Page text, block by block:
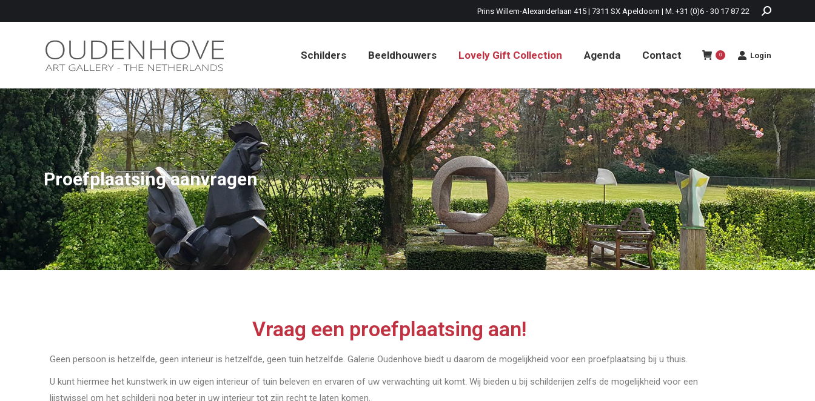
Prins Willem-Alexanderlaan 415 | 7311 SX Apeldoorn | M. +31 (0)6 - 30 17 87 22
Schilders Beeldhouwers Lovely Gift Collection Agenda Contact 0 Login
Proefplaatsing aanvragen
Vraag een proefplaatsing aan!
Geen persoon is hetzelfde, geen interieur is hetzelfde, geen tuin hetzelfde. Galerie Oudenhove biedt u daarom de mogelijkheid voor een proefplaatsing bij u thuis.
U kunt hiermee het kunstwerk in uw eigen interieur of tuin beleven en ervaren of uw verwachting uit komt. Wij bieden u bij schilderijen zelfs de mogelijkheid voor een
lijstwissel om het schilderij nog beter in uw interieur tot zijn recht te laten komen.
Schilders Beeldhouwers Lovely Gift Collection Agenda Contact Login